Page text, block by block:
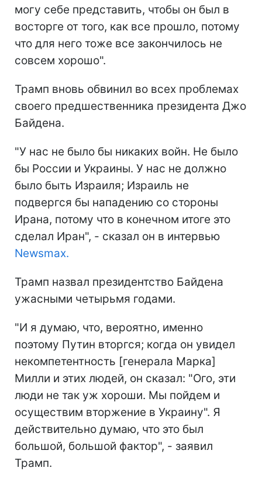
могу себе представить, чтобы он был в
восторге от того, как все прошло, потому
что для него тоже все закончилось не
совсем хорошо".
Трамп вновь обвинил во всех проблемах
своего предшественника президента Джо
Байдена.
"У нас не было бы никаких войн. Не было
бы России и Украины. У нас не должно
было быть Израиля; Израиль не
подвергся бы нападению со стороны
Ирана, потому что в конечном итоге это
сделал Иран", - сказал он в интервью
Newsmax.
Трамп назвал президентство Байдена
ужасными четырьмя годами.
"И я думаю, что, вероятно, именно
поэтому Путин вторгся; когда он увидел
некомпетентность [генерала Марка]
Милли и этих людей, он сказал: "Ого, эти
люди не так уж хороши. Мы пойдем и
осуществим вторжение в Украину". Я
действительно думаю, что это был
большой, большой фактор", - заявил
Трамп.